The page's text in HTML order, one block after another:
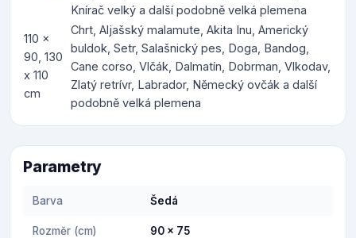
Knírač velký a další podobně velká plemena
110 x
90, 130
x 110
cm
Chrt, Aljašský malamute, Akita Inu, Americký
buldok, Setr, Salašnický pes, Doga, Bandog,
Cane corso, Vlčák, Dalmatín, Dobrman, Vlkodav,
Zlatý retrívr, Labrador, Německý ovčák a další
podobně velká plemena
Parametry
Barva Šedá
Rozměr (cm) 90 x 75